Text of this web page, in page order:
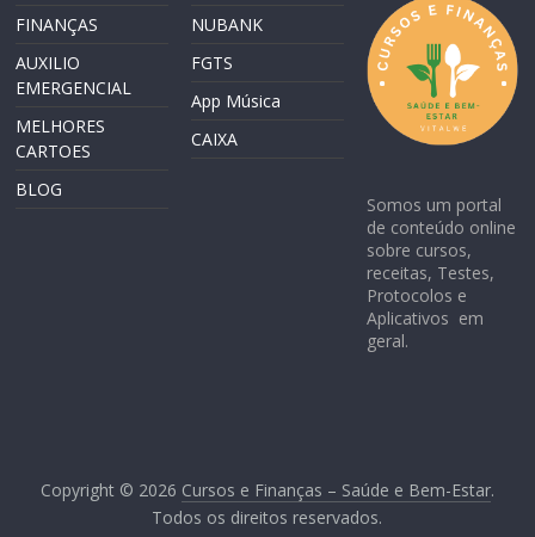
FINANÇAS
AUXILIO
EMERGENCIAL
MELHORES
CARTOES
BLOG
NUBANK
FGTS
App Música
CAIXA
Somos um portal
de conteúdo online
sobre cursos,
receitas, Testes,
Protocolos e
Aplicativos em
geral.
Copyright © 2026 Cursos e Finanças – Saúde e Bem-Estar.
Todos os direitos reservados.